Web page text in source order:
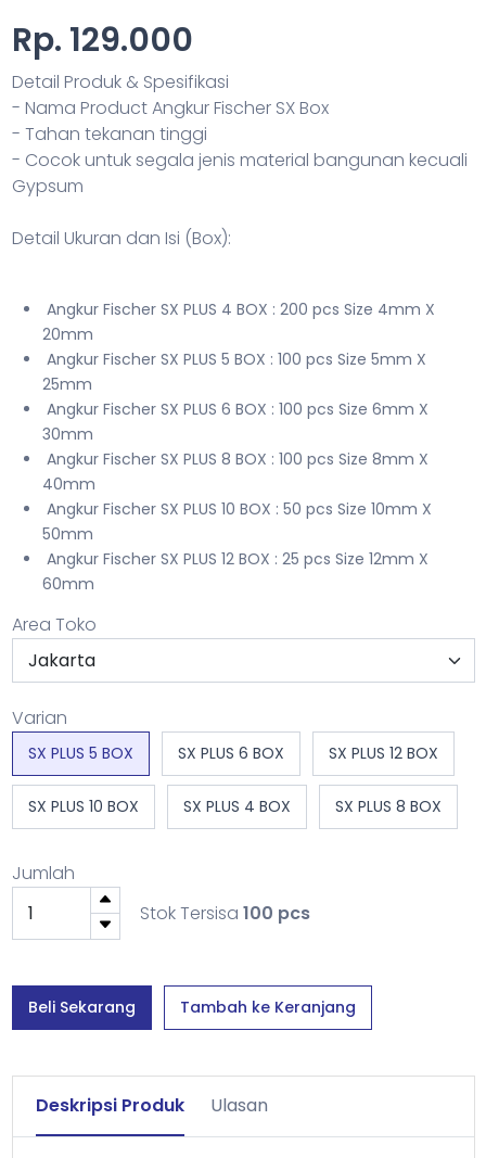
Rp. 129.000
Detail Produk & Spesifikasi
- Nama Product Angkur Fischer SX Box
- Tahan tekanan tinggi
- Cocok untuk segala jenis material bangunan kecuali
Gypsum
Detail Ukuran dan Isi (Box):
Angkur Fischer SX PLUS 4 BOX : 200 pcs Size 4mm X
20mm
Angkur Fischer SX PLUS 5 BOX : 100 pcs Size 5mm X
25mm
Angkur Fischer SX PLUS 6 BOX : 100 pcs Size 6mm X
30mm
Angkur Fischer SX PLUS 8 BOX : 100 pcs Size 8mm X
40mm
Angkur Fischer SX PLUS 10 BOX : 50 pcs Size 10mm X
50mm
Angkur Fischer SX PLUS 12 BOX : 25 pcs Size 12mm X
60mm
Area Toko
Varian
SX PLUS 5 BOX SX PLUS 6 BOX SX PLUS 12 BOX
SX PLUS 10 BOX SX PLUS 4 BOX SX PLUS 8 BOX
Jumlah
Stok Tersisa 100 pcs
Beli Sekarang Tambah ke Keranjang
Deskripsi Produk Ulasan